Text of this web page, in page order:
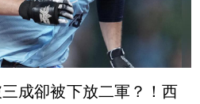
成卻被下放二軍？！西